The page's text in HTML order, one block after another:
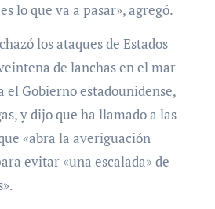
lo que va a pasar», agregó.
los ataques de Estados
de lanchas en el mar
el Gobierno estadounidense,
y dijo que ha llamado a las
«abra la averiguación
evitar «una escalada» de